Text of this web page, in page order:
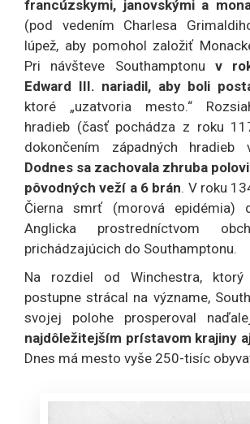
francúzskymi, janovskými a
(pod vedením Charlesa
lúpež, aby pomohol založiť
Pri návšteve Southamptonu v
Edward III. nariadil, aby boli
ktoré „uzatvoria mesto.“
hradieb (časť pochádza z roku
dokončením západných
Dodnes sa zachovala zhruba
pôvodných veží a 6 brán. V roku
Čierna smrť (morová epidémia)
Anglicka prostredníctvom
prichádzajúcich do Southamptonu.
Na rozdiel od Winchestra, ktorý
postupne strácal na význame,
svojej polohe prosperoval
najdôležitejším prístavom krajiny
Dnes má mesto vyše 250-tisíc